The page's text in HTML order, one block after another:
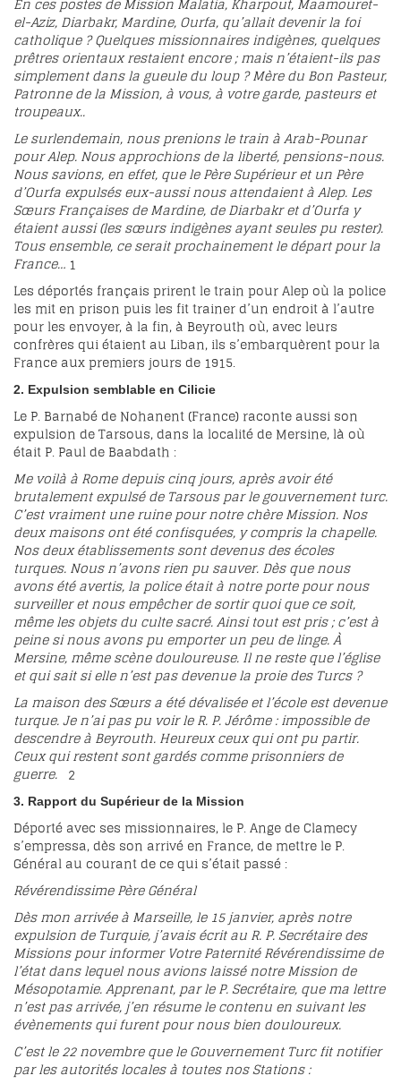
el-Aziz, Diarbakr, Mardine, Ourfa, qu’allait devenir la foi
catholique ? Quelques missionnaires indigènes, quelques
prêtres orientaux restaient encore ; mais n’étaient-ils pas
simplement dans la gueule du loup ? Mère du Bon Pasteur,
Patronne de la Mission, à vous, à votre garde, pasteurs et
troupeaux..
Le surlendemain, nous prenions le train à Arab-Pounar
pour Alep. Nous approchions de la liberté, pensions-nous.
Nous savions, en effet, que le Père Supérieur et un Père
d’Ourfa expulsés eux-aussi nous attendaient à Alep. Les
Sœurs Françaises de Mardine, de Diarbakr et d’Ourfa y
étaient aussi (les sœurs indigènes ayant seules pu rester).
Tous ensemble, ce serait prochainement le départ pour la
France… 1
Les déportés français prirent le train pour Alep où la police
les mit en prison puis les fit trainer d’un endroit à l’autre
pour les envoyer, à la fin, à Beyrouth où, avec leurs
confrères qui étaient au Liban, ils s’embarquèrent pour la
France aux premiers jours de 1915.
2. Expulsion semblable en Cilicie
Le P. Barnabé de Nohanent (France) raconte aussi son
expulsion de Tarsous, dans la localité de Mersine, là où
était P. Paul de Baabdath :
Me voilà à Rome depuis cinq jours, après avoir été
brutalement expulsé de Tarsous par le gouvernement turc.
C’est vraiment une ruine pour notre chère Mission. Nos
deux maisons ont été confisquées, y compris la chapelle.
Nos deux établissements sont devenus des écoles
turques. Nous n’avons rien pu sauver. Dès que nous
avons été avertis, la police était à notre porte pour nous
surveiller et nous empêcher de sortir quoi que ce soit,
même les objets du culte sacré. Ainsi tout est pris ; c’est à
peine si nous avons pu emporter un peu de linge. À
Mersine, même scène douloureuse. Il ne reste que l’église
et qui sait si elle n’est pas devenue la proie des Turcs ?
La maison des Sœurs a été dévalisée et l’école est devenue
turque. Je n’ai pas pu voir le R. P. Jérôme : impossible de
descendre à Beyrouth. Heureux ceux qui ont pu partir.
Ceux qui restent sont gardés comme prisonniers de
guerre. 2
3. Rapport du Supérieur de la Mission
Déporté avec ses missionnaires, le P. Ange de Clamecy
s’empressa, dès son arrivé en France, de mettre le P.
Général au courant de ce qui s’était passé :
Révérendissime Père Général
Dès mon arrivée à Marseille, le 15 janvier, après notre
expulsion de Turquie, j’avais écrit au R. P. Secrétaire des
Missions pour informer Votre Paternité Révérendissime de
l’état dans lequel nous avions laissé notre Mission de
Mésopotamie. Apprenant, par le P. Secrétaire, que ma lettre
n’est pas arrivée, j’en résume le contenu en suivant les
évènements qui furent pour nous bien douloureux.
C’est le 22 novembre que le Gouvernement Turc fit notifier
par les autorités locales à toutes nos Stations :